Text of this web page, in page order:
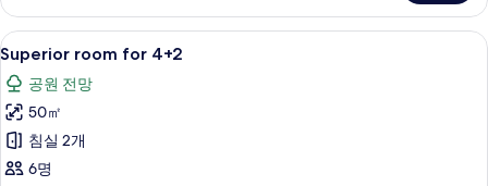
Seaside
자
세
히
보
기
Superior
room
for
4+2
사
진
Superior room for 4+2 | 객실 내 금고,
4
Superior room for 4+2
공원 전망
50㎡
침실 2개
6명